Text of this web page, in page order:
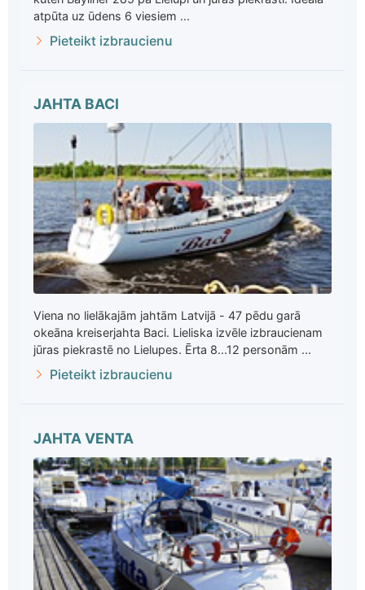
atpūta uz ūdens 6 viesiem ...
Pieteikt izbraucienu
JAHTA BACI
Viena no lielākajām jahtām Latvijā - 47 pēdu garā
okeāna kreiserjahta Baci. Lieliska izvēle izbraucienam
jūras piekrastē no Lielupes. Ērta 8...12 personām ...
Pieteikt izbraucienu
JAHTA VENTA